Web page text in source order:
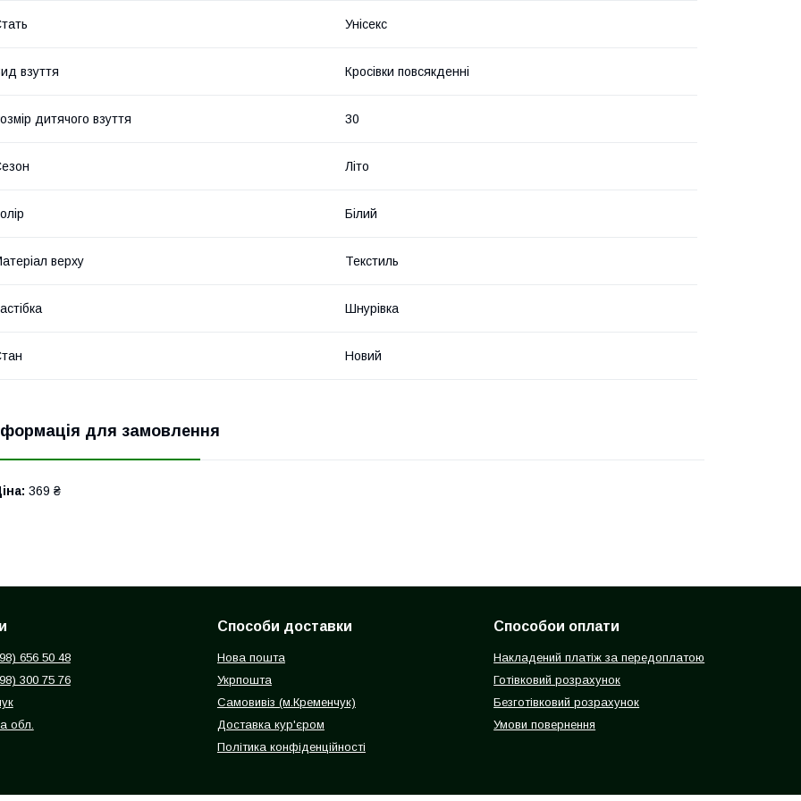
Унісекс
взуття Кросівки повсякденні
дитячого взуття 30
Літо
Білий
верху Текстиль
Шнурівка
Новий
для замовлення
369 ₴
656 50 48
300 75 76
обл.
Способи доставки
Нова пошта
Укрпошта
Самовивіз (м.Кременчук)
Доставка кур'єром
Політика конфіденційності
Способои оплати
Накладений платіж за передоплатою
Готівковий розрахунок
Безготівковий розрахунок
Умови повернення